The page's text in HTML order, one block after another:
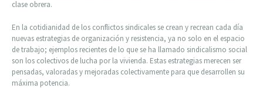
clase obrera.
En la cotidianidad de los conflictos sindicales se crean y recrean cada día
nuevas estrategias de organización y resistencia, ya no solo en el espacio
de trabajo; ejemplos recientes de lo que se ha llamado sindicalismo social
son los colectivos de lucha por la vivienda. Estas estrategias merecen ser
pensadas, valoradas y mejoradas colectivamente para que desarrollen su
máxima potencia.